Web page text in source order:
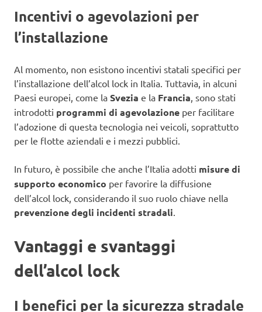
Incentivi o agevolazioni per
l’installazione
Al momento, non esistono incentivi statali specifici per
l’installazione dell’alcol lock in Italia. Tuttavia, in alcuni
Paesi europei, come la Svezia e la Francia, sono stati
introdotti programmi di agevolazione per facilitare
l’adozione di questa tecnologia nei veicoli, soprattutto
per le flotte aziendali e i mezzi pubblici.
In futuro, è possibile che anche l’Italia adotti misure di
supporto economico per favorire la diffusione
dell’alcol lock, considerando il suo ruolo chiave nella
prevenzione degli incidenti stradali.
Vantaggi e svantaggi
dell’alcol lock
I benefici per la sicurezza stradale